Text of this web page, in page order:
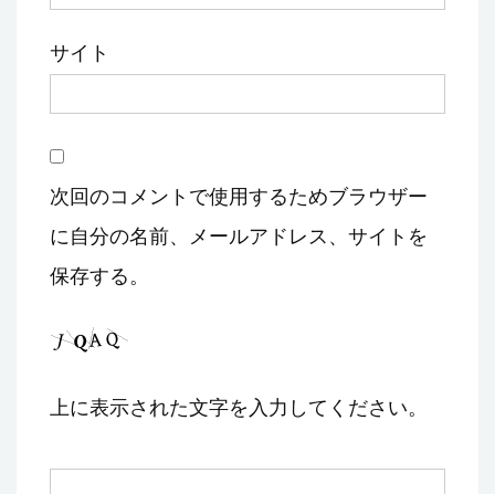
サイト
次回のコメントで使用するためブラウザー
に自分の名前、メールアドレス、サイトを
保存する。
上に表示された文字を入力してください。